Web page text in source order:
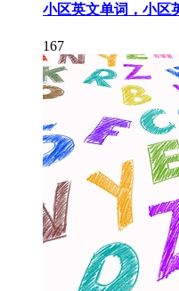
小区英文单词，小区
167